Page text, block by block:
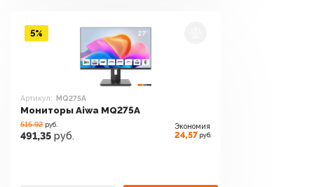
Артикул: MQ275A
Мониторы Aiwa MQ275A
515.92 руб.
491,35 руб.
Экономия
24,57 руб.
5%